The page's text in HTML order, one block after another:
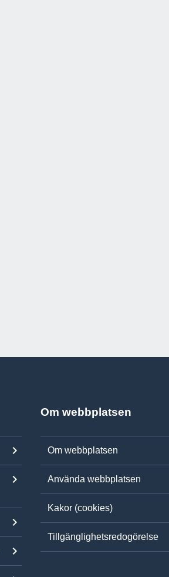
Om webbplatsen
Om webbplatsen
Använda webbplatsen
Kakor (cookies)
Tillgänglighetsredogörelse